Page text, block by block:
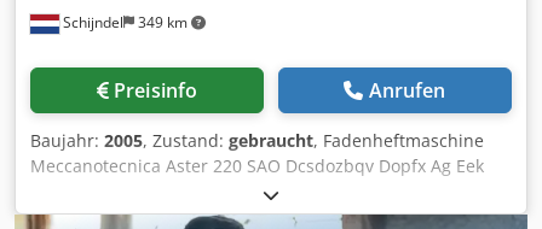
Schijndel 349 km
Preisinfo Anrufen
Baujahr: 2005, Zustand: gebraucht, Fadenheftmaschine
Meccanotecnica Aster 220 SAO Dcsdozbqv Dopfx Ag Eek
Baujahr: 2005 Beschreibung: - Farbmonitor mit Touch-
Screen - Vorlader - Anleger - Optische Bogenarterkennung